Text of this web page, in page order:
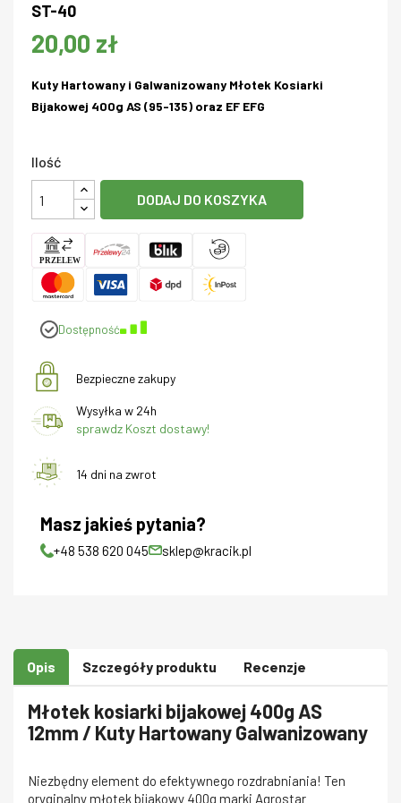
ST-40
20,00 zł
Kuty Hartowany i Galwanizowany Młotek Kosiarki
Bijakowej 400g AS (95-135) oraz EF EFG
Ilość
DODAJ DO KOSZYKA
Dostępność
Bezpieczne zakupy
Wysyłka w 24h
sprawdz Koszt dostawy!
14 dni na zwrot
Masz jakieś pytania?
+48 538 620 045 sklep@kracik.pl
Opis Szczegóły produktu Recenzje
Młotek kosiarki bijakowej 400g AS
12mm / Kuty Hartowany Galwanizowany
Niezbędny element do efektywnego rozdrabniania! Ten
oryginalny młotek bijakowy 400g marki Agrostar